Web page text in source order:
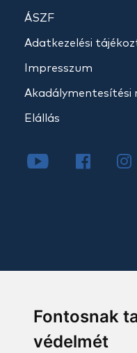
Fontosnak
védelmét
ÁSZF
Adatkezelési
Impresszum
Akadálymentesítési
Elállás